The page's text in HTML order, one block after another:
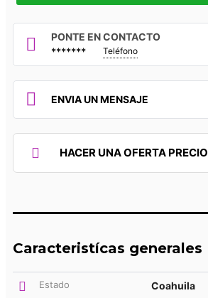
PONTE EN CONTACTO
******* Teléfono
ENVIA UN MENSAJE
HACER UNA OFERTA PRECIO
Caracteristícas generales
Estado Coahuila